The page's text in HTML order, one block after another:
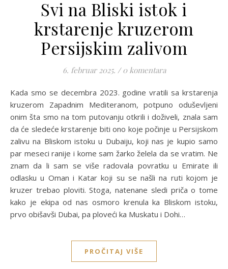
Svi na Bliski istok i
krstarenje kruzerom
Persijskim zalivom
6. februar 2025. / 0 komentara
Kada smo se decembra 2023. godine vratili sa krstarenja
kruzerom Zapadnim Mediteranom, potpuno oduševljeni
onim šta smo na tom putovanju otkrili i doživeli, znala sam
da će sledeće krstarenje biti ono koje počinje u Persijskom
zalivu na Bliskom istoku u Dubaiju, koji nas je kupio samo
par meseci ranije i kome sam žarko želela da se vratim. Ne
znam da li sam se više radovala povratku u Emirate ili
odlasku u Oman i Katar koji su se našli na ruti kojom je
kruzer trebao ploviti. Stoga, natenane sledi priča o tome
kako je ekipa od nas osmoro krenula ka Bliskom istoku,
prvo obišavši Dubai, pa ploveći ka Muskatu i Dohi…
PROČITAJ VIŠE